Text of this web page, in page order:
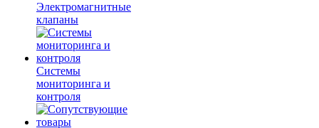
Электромагнитные
клапаны
Системы
мониторинга и
контроля